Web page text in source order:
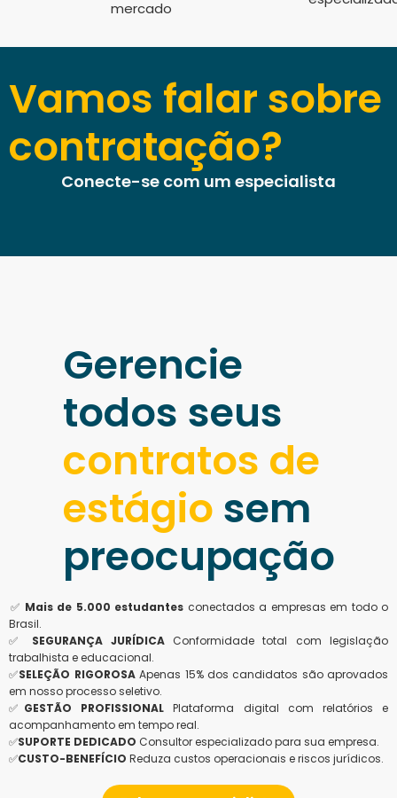
mercado
Vamos falar sobre
contratação?
Conecte-se com um especialista
Gerencie
todos seus
contratos de
estágio sem
preocupação
✅ Mais de 5.000 estudantes conectados a empresas em todo o
Brasil.
✅ SEGURANÇA JURÍDICAConformidade total com legislação
trabalhista e educacional.
✅SELEÇÃO RIGOROSAApenas 15% dos candidatos são aprovados
em nosso processo seletivo.
✅ GESTÃO PROFISSIONAL Plataforma digital com relatórios e
acompanhamento em tempo real.
✅SUPORTE DEDICADO Consultor especializado para sua empresa.
✅CUSTO-BENEFÍCIO Reduza custos operacionais e riscos jurídicos.